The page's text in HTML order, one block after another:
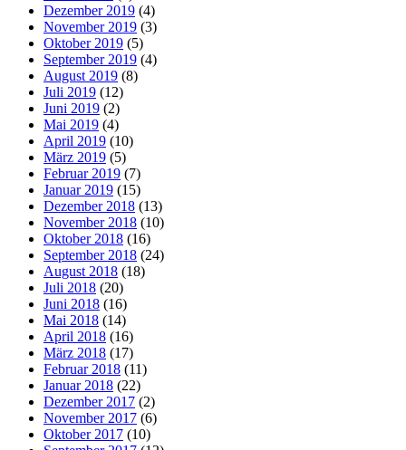
Dezember 2019 (4)
November 2019 (3)
Oktober 2019 (5)
September 2019 (4)
August 2019 (8)
Juli 2019 (12)
Juni 2019 (2)
Mai 2019 (4)
April 2019 (10)
März 2019 (5)
Februar 2019 (7)
Januar 2019 (15)
Dezember 2018 (13)
November 2018 (10)
Oktober 2018 (16)
September 2018 (24)
August 2018 (18)
Juli 2018 (20)
Juni 2018 (16)
Mai 2018 (14)
April 2018 (16)
März 2018 (17)
Februar 2018 (11)
Januar 2018 (22)
Dezember 2017 (2)
November 2017 (6)
Oktober 2017 (10)